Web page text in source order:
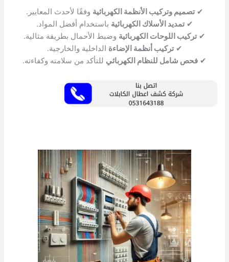
✔تصميم وتركيب الأنظمة الكهربائية وفقًا لأحدث المعايير.
✔تمديد الأسلاك الكهربائية باستخدام أفضل المواد.
✔تركيب اللوحات الكهربائية وضبط الأحمال بطريقة مثالية.
✔تركيب أنظمة الإضاءة الداخلية والخارجية.
✔ فحص شامل للنظام الكهربائي للتأكد من سلامته وكفاءته.